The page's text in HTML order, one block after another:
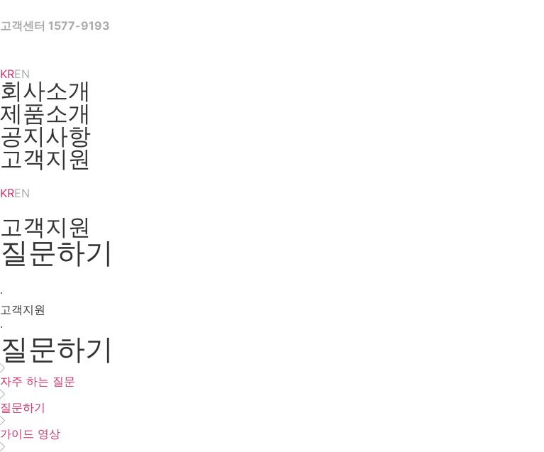
to
고객센터 1577-9193
KREN
회사소개
제품소개
공지사항
고객지원
KREN
고객지원
질문하기
·
고객지원
·
질문하기
자주 하는 질문
질문하기
가이드 영상